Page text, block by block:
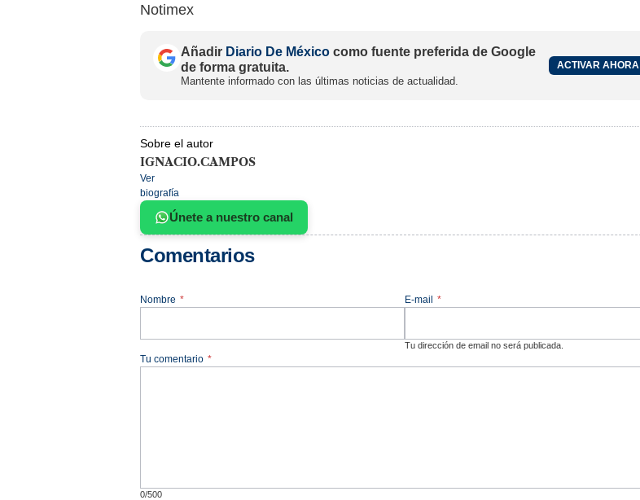
Notimex
Añadir Diario De México como fuente preferida de Google
de forma gratuita.
Mantente informado con las últimas noticias de actualidad.
ACTIVAR AHORA
Sobre el autor
IGNACIO.CAMPOS
Ver
biografía
Únete a nuestro canal
Comentarios
Nombre * E-mail *
Tu dirección de email no será publicada.
Tu comentario *
0/500